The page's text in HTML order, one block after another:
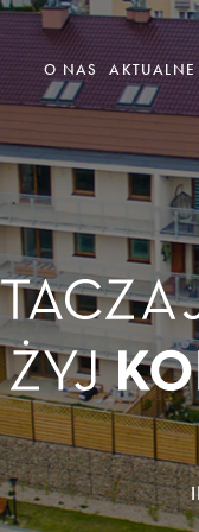
O NAS AKTUALNE